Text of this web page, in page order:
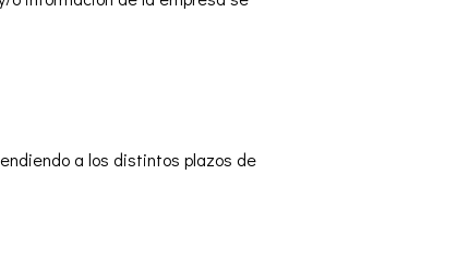
a los distintos plazos de